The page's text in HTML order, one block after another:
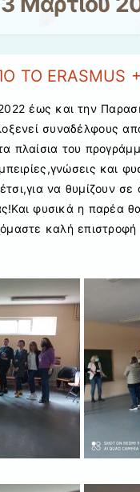
ΤΟ ERASMUS
έως και την
συναδέλφους
πλαίσια του
και
να θυμίζουν
φυσικά η παρέα
καλή